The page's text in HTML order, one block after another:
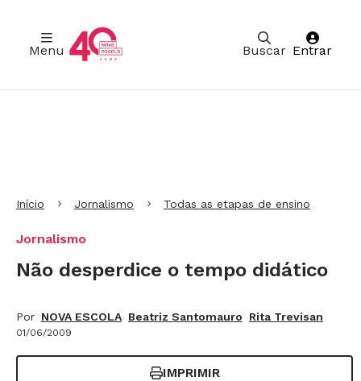
Buscar
Menu Entrar
Início Jornalismo Todas as etapas de ensino
Jornalismo
Não desperdice o tempo didático
Por NOVA ESCOLA Beatriz Santomauro Rita Trevisan
01/06/2009
IMPRIMIR